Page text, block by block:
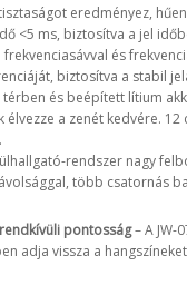
eredményez,
<5 ms, biztosítva a jel
frekvenciasávval és
biztosítva a stabil
és beépített lítium
élvezze a zenét kedvére.
rendszer nagy
több csatornás
pontosság– A JW-
adja vissza a